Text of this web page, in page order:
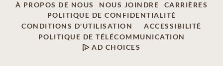
À PROPOS DE NOUS NOUS JOINDRE
CARRIÈRES
POLITIQUE DE CONFIDENTIALITÉ
CONDITIONS D'UTILISATION
ACCESSIBILITÉ
POLITIQUE DE TÉLÉCOMMUNICATION
AD CHOICES